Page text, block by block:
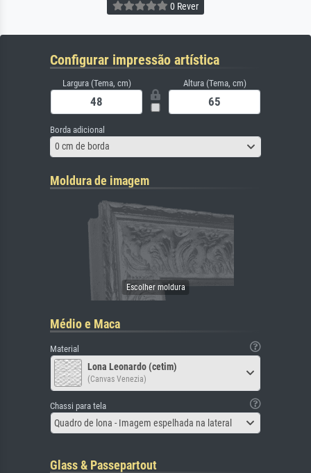
0 Rever
Configurar impressão artística
Largura (Tema, cm) Altura (Tema, cm)
Borda adicional
0 cm de borda
Moldura de imagem
Médio e Maca
Material
Lona Leonardo (cetim)
(Canvas Venezia)
Chassi para tela
Quadro de lona - Imagem espelhada na lateral
Glass & Passepartout